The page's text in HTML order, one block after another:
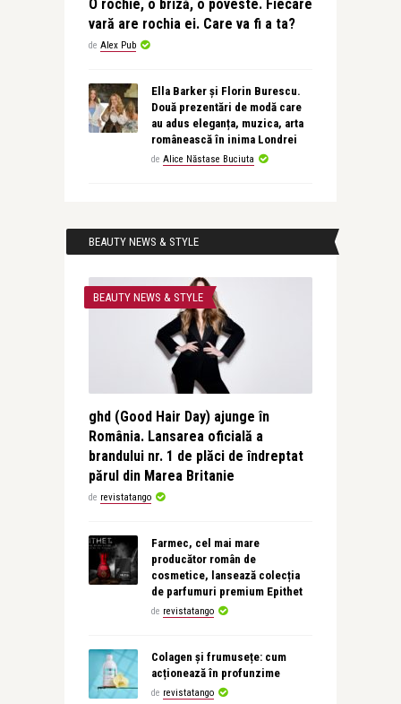
O rochie, o briză, o poveste. Fiecare
vară are rochia ei. Care va fi a ta?
de Alex Pub
Ella Barker și Florin Burescu.
Două prezentări de modă care
au adus eleganța, muzica, arta
românească în inima Londrei
de Alice Năstase Buciuta
BEAUTY NEWS & STYLE
BEAUTY NEWS & STYLE
ghd (Good Hair Day) ajunge în
România. Lansarea oficială a
brandului nr. 1 de plăci de îndreptat
părul din Marea Britanie
de revistatango
Farmec, cel mai mare
producător român de
cosmetice, lansează colecția
de parfumuri premium Epithet
de revistatango
Colagen și frumusețe: cum
acționează în profunzime
de revistatango